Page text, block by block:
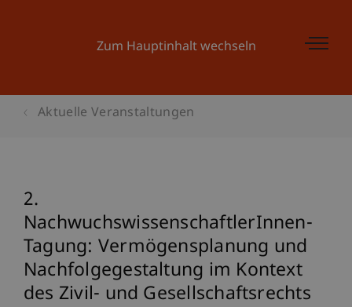
Zum Hauptinhalt wechseln
Aktuelle Veranstaltungen
2.
NachwuchswissenschaftlerInnen-
Tagung: Vermögensplanung und
Nachfolgegestaltung im Kontext
des Zivil- und Gesellschaftsrechts